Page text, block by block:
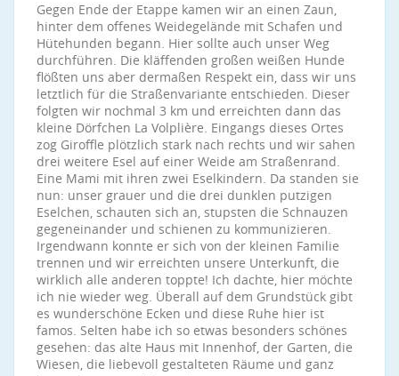
Gegen Ende der Etappe kamen wir an einen Zaun,
hinter dem offenes Weidegelände mit Schafen und
Hütehunden begann. Hier sollte auch unser Weg
durchführen. Die kläffenden großen weißen Hunde
flößten uns aber dermaßen Respekt ein, dass wir uns
letztlich für die Straßenvariante entschieden. Dieser
folgten wir nochmal 3 km und erreichten dann das
kleine Dörfchen La Volplière. Eingangs dieses Ortes
zog Giroffle plötzlich stark nach rechts und wir sahen
drei weitere Esel auf einer Weide am Straßenrand.
Eine Mami mit ihren zwei Eselkindern. Da standen sie
nun: unser grauer und die drei dunklen putzigen
Eselchen, schauten sich an, stupsten die Schnauzen
gegeneinander und schienen zu kommunizieren.
Irgendwann konnte er sich von der kleinen Familie
trennen und wir erreichten unsere Unterkunft, die
wirklich alle anderen toppte! Ich dachte, hier möchte
ich nie wieder weg. Überall auf dem Grundstück gibt
es wunderschöne Ecken und diese Ruhe hier ist
famos. Selten habe ich so etwas besonders schönes
gesehen: das alte Haus mit Innenhof, der Garten, die
Wiesen, die liebevoll gestalteten Räume und ganz